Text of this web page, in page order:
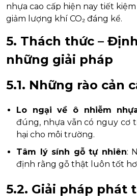
nhựa cao cấp hiện nay tiết
giảm lượng khí CO₂ đáng kể.
5. Thách thức –
những giải pháp
5.1. Những rào cản
Lo ngại về ô nhiễm
đúng, nhựa vẫn có nguy cơ
hại cho môi trường.
Tâm lý sính gỗ tự nhiên:
định rằng gỗ thật luôn tốt
5.2. Giải pháp phát